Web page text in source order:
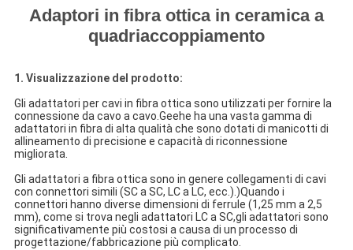
Adaptori in fibra ottica in ceramica a
quadriaccoppiamento
1. Visualizzazione del prodotto:
Gli adattatori per cavi in fibra ottica sono utilizzati per fornire la
connessione da cavo a cavo.Geehe ha una vasta gamma di
adattatori in fibra di alta qualità che sono dotati di manicotti di
allineamento di precisione e capacità di riconnessione
migliorata.
Gli adattatori a fibra ottica sono in genere collegamenti di cavi
con connettori simili (SC a SC, LC a LC, ecc.).)Quando i
connettori hanno diverse dimensioni di ferrule (1,25 mm a 2,5
mm), come si trova negli adattatori LC a SC,gli adattatori sono
significativamente più costosi a causa di un processo di
progettazione/fabbricazione più complicato.